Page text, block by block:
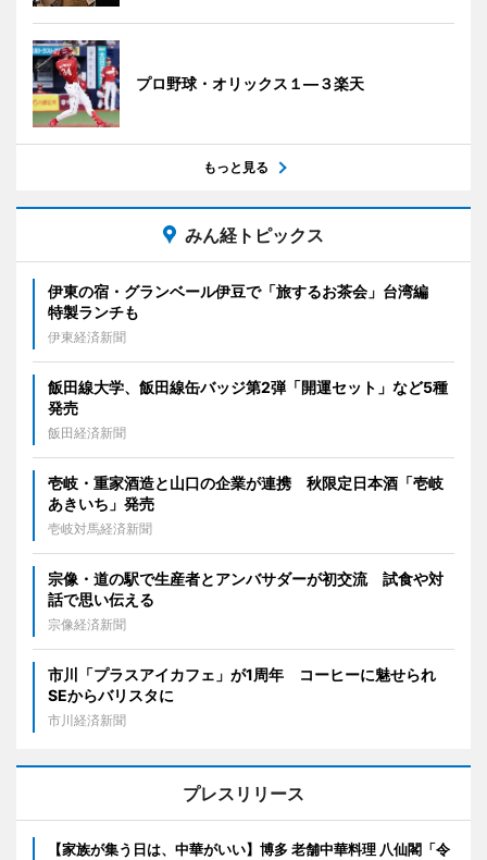
プロ野球・オリックス１―３楽天
もっと見る
みん経トピックス
伊東の宿・グランベール伊豆で「旅するお茶会」台湾編
特製ランチも
伊東経済新聞
飯田線大学、飯田線缶バッジ第2弾「開運セット」など5種
発売
飯田経済新聞
壱岐・重家酒造と山口の企業が連携 秋限定日本酒「壱岐
あきいち」発売
壱岐対馬経済新聞
宗像・道の駅で生産者とアンバサダーが初交流 試食や対
話で思い伝える
宗像経済新聞
市川「プラスアイカフェ」が1周年 コーヒーに魅せられ
SEからバリスタに
市川経済新聞
プレスリリース
【家族が集う日は、中華がいい】博多 老舗中華料理 八仙閣「令